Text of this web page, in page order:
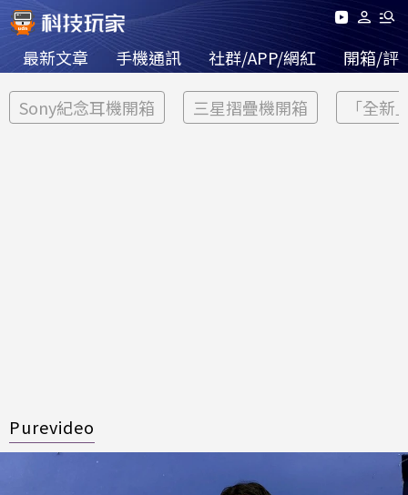
最新文章 手機通訊 社群/APP/網紅 開箱/評
Sony紀念耳機開箱 三星摺疊機開箱 「全新
Purevideo